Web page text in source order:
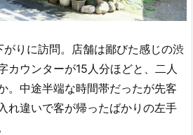
りに訪問。店舗は鄙びた感じの渋
カウンターが15人分ほどと、二人
。中途半端な時間帯だったが先客
れ違いで客が帰ったばかりの左手